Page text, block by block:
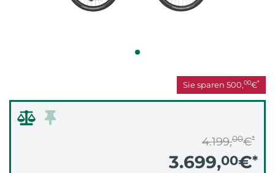
Sie sparen 500,00€*
4.199,00€*
3.699,00€*